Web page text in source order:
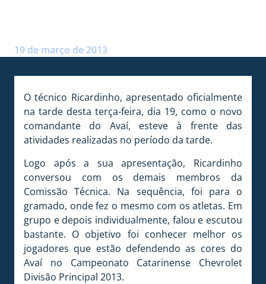
19 de março de 2013
O técnico Ricardinho, apresentado oficialmente
na tarde desta terça-feira, dia 19, como o novo
comandante do Avaí, esteve à frente das
atividades realizadas no período da tarde.
Logo após a sua apresentação, Ricardinho
conversou com os demais membros da
Comissão Técnica. Na sequência, foi para o
gramado, onde fez o mesmo com os atletas. Em
grupo e depois individualmente, falou e escutou
bastante. O objetivo foi conhecer melhor os
jogadores que estão defendendo as cores do
Avaí no Campeonato Catarinense Chevrolet
Divisão Principal 2013.